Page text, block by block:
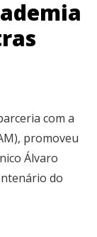
com a
promoveu
Álvaro
do